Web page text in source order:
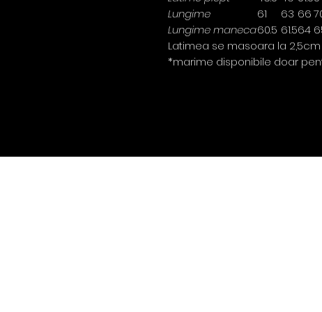
Lungime
61 63 66
Lungime maneca60.5 61.564
Latimea se masoara la
*marime disponibile doar